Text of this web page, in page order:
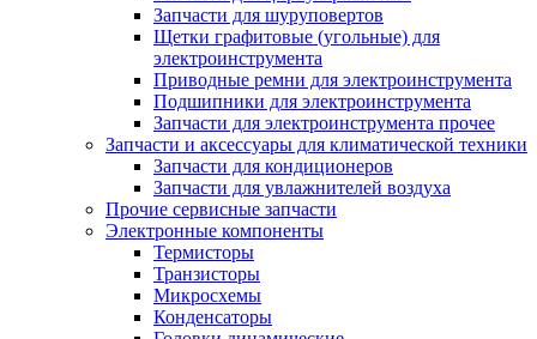
Запчасти для шуруповертов
Щетки графитовые (угольные) для
электроинструмента
Приводные ремни для электроинструмента
Подшипники для электроинструмента
Запчасти для электроинструмента прочее
Запчасти и аксессуары для климатической техники
Запчасти для кондиционеров
Запчасти для увлажнителей воздуха
Прочие сервисные запчасти
Электронные компоненты
Термисторы
Транзисторы
Микросхемы
Конденсаторы